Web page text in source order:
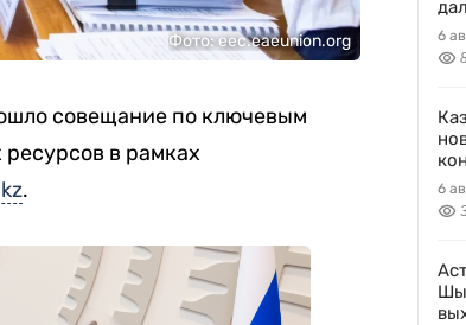
Фото: eec.eaeunion.org
совещание по ключевым
в рамках
.
6
на
6